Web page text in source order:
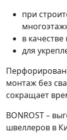
при
в
для
монтаж без
сокращает
BONROST –
швеллеров в